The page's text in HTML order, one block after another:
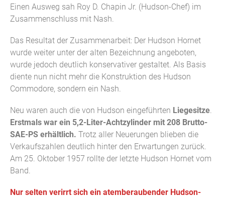
Einen Ausweg sah Roy D. Chapin Jr. (Hudson-Chef) im
Zusammenschluss mit Nash.
Das Resultat der Zusammenarbeit: Der Hudson Hornet
wurde weiter unter der alten Bezeichnung angeboten,
wurde jedoch deutlich konservativer gestaltet. Als Basis
diente nun nicht mehr die Konstruktion des Hudson
Commodore, sondern ein Nash.
Neu waren auch die von Hudson eingeführten Liegesitze.
Erstmals war ein 5,2-Liter-Achtzylinder mit 208 Brutto-
SAE-PS erhältlich. Trotz aller Neuerungen blieben die
Verkaufszahlen deutlich hinter den Erwartungen zurück.
Am 25. Oktober 1957 rollte der letzte Hudson Hornet vom
Band.
Nur selten verirrt sich ein atemberaubender Hudson-